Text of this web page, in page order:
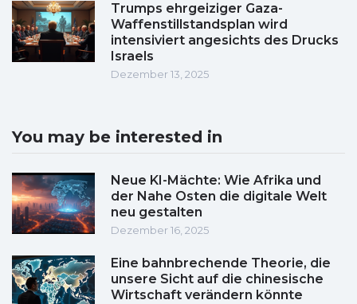
Trumps ehrgeiziger Gaza-
Waffenstillstandsplan wird
intensiviert angesichts des Drucks
Israels
Dezember 13, 2025
You may be interested in
Neue KI-Mächte: Wie Afrika und
der Nahe Osten die digitale Welt
neu gestalten
Dezember 16, 2025
Eine bahnbrechende Theorie, die
unsere Sicht auf die chinesische
Wirtschaft verändern könnte